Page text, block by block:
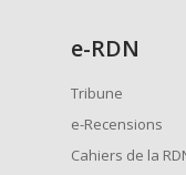
e-RDN
Tribune
e-Recensions
Cahiers de la